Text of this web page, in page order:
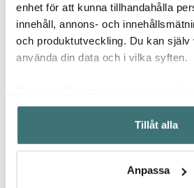
enhet för att kunna tillhandahålla
innehåll, annons- och
och produktutveckling. Du kan
använda din data och i vilka syften.
Samla in information om din
kan ha en noggrannhet på upp
Identifiera din enhet genom att
Ta reda på mer om hur dina
Tillåt alla
Anpassa
Denby
Studio Grey Skål 8 cm
Grå
Denby
Studio
Tallrik 21